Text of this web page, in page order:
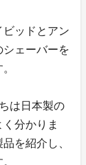
ッドとアン
シェーバーを
は日本製の
分かりま
を紹介し、